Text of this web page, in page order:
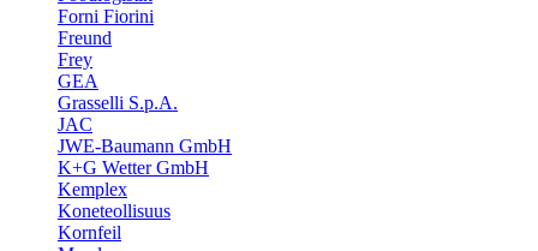
Forni Fiorini
Freund
Frey
GEA
Grasselli S.p.A.
JAC
JWE-Baumann GmbH
K+G Wetter GmbH
Kemplex
Koneteollisuus
Kornfeil